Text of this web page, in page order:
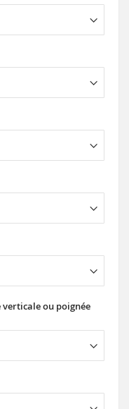
verticale ou poignée